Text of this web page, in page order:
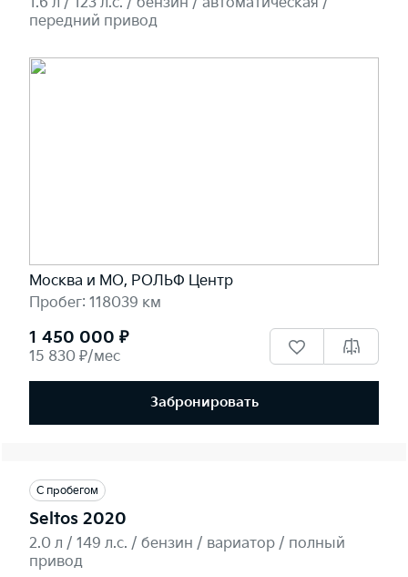
1.6 л / 123 л.c. / бензин / автоматическая /
передний привод
Москва и МО, РОЛЬФ Центр
Пробег: 118039 км
1 450 000 ₽
15 830 ₽/мес
Забронировать
С пробегом
Seltos 2020
2.0 л / 149 л.c. / бензин / вариатор / полный
привод